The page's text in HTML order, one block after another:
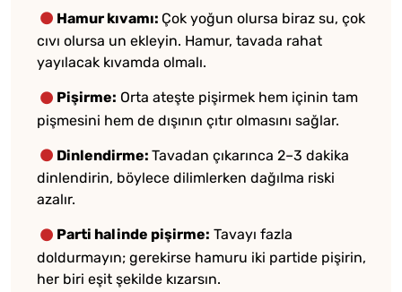
Hamur kıvamı: Çok yoğun olursa biraz su, çok
cıvı olursa un ekleyin. Hamur, tavada rahat
yayılacak kıvamda olmalı.
Pişirme: Orta ateşte pişirmek hem içinin tam
pişmesini hem de dışının çıtır olmasını sağlar.
Dinlendirme: Tavadan çıkarınca 2–3 dakika
dinlendirin, böylece dilimlerken dağılma riski
azalır.
Parti halinde pişirme: Tavayı fazla
doldurmayın; gerekirse hamuru iki partide pişirin,
her biri eşit şekilde kızarsın.